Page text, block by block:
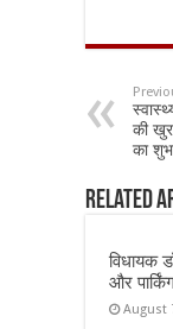
e
b
o
o
k
की
का
Related
विधायक
और
August